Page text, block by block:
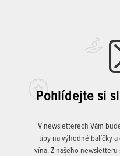
Pohlídejte si
V newsletterech Vám
tipy na výhodné balíčky a
vína. Z našeho